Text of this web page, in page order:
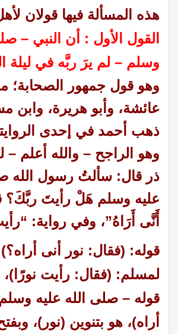
هذه المسألة فيها قولان
القول الأول : أن النبي –
وسلم – لم يرَ ربَّه في ليلة
وهو قول جمهور الصحابة؛
عائشة، وأبو هريرة، وابن
ذهب أحمد في إحدى
وهو الراجح – والله أعلم
ذر قال: سألتُ رسول الله
عليه وسلم هَلْ رأيتَ ربَّكَ؟
أَنَّى أَرَاهُ”، وفي رواية:
قوله: (فقال: نور أنى
لمسلم: (فقال: رأيت نورًا)،
قوله – صلى الله عليه
أراه)، هو بتنوين (نور)،